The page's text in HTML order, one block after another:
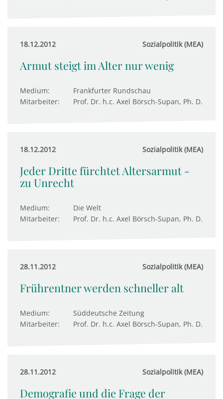
18.12.2012 Sozialpolitik (MEA)
Armut steigt im Alter nur wenig
Medium:
Frankfurter Rundschau
Mitarbeiter:
Prof. Dr. h.c. Axel Börsch-Supan, Ph. D.
18.12.2012 Sozialpolitik (MEA)
Jeder Dritte fürchtet Altersarmut -
zu Unrecht
Medium:
Die Welt
Mitarbeiter:
Prof. Dr. h.c. Axel Börsch-Supan, Ph. D.
28.11.2012 Sozialpolitik (MEA)
Frührentner werden schneller alt
Medium:
Süddeutsche Zeitung
Mitarbeiter:
Prof. Dr. h.c. Axel Börsch-Supan, Ph. D.
28.11.2012 Sozialpolitik (MEA)
Demografie und die Frage der